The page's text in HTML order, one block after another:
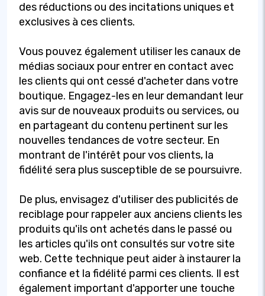
des réductions ou des incitations uniques et
exclusives à ces clients.
Vous pouvez également utiliser les canaux de
médias sociaux pour entrer en contact avec
les clients qui ont cessé d'acheter dans votre
boutique. Engagez-les en leur demandant leur
avis sur de nouveaux produits ou services, ou
en partageant du contenu pertinent sur les
nouvelles tendances de votre secteur. En
montrant de l'intérêt pour vos clients, la
fidélité sera plus susceptible de se poursuivre.
De plus, envisagez d'utiliser des publicités de
reciblage pour rappeler aux anciens clients les
produits qu'ils ont achetés dans le passé ou
les articles qu'ils ont consultés sur votre site
web. Cette technique peut aider à instaurer la
confiance et la fidélité parmi ces clients. Il est
également important d'apporter une touche